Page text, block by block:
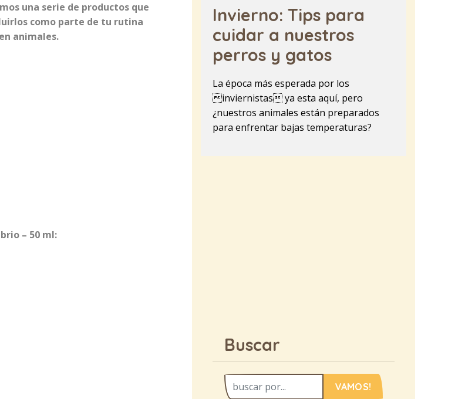
una serie de productos que
como parte de tu rutina
animales.
– 50 ml:
Invierno: Tips para
cuidar a nuestros
perros y gatos
La época más esperada por los
inviernistas ya esta aquí, pero
¿nuestros animales están preparados
para enfrentar bajas temperaturas?
Buscar
VAMOS!